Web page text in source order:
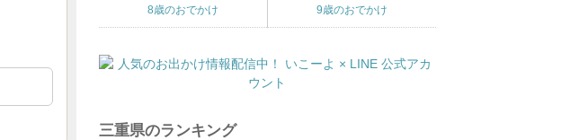
8歳のおでかけ 9歳のおでかけ
三重県のランキング